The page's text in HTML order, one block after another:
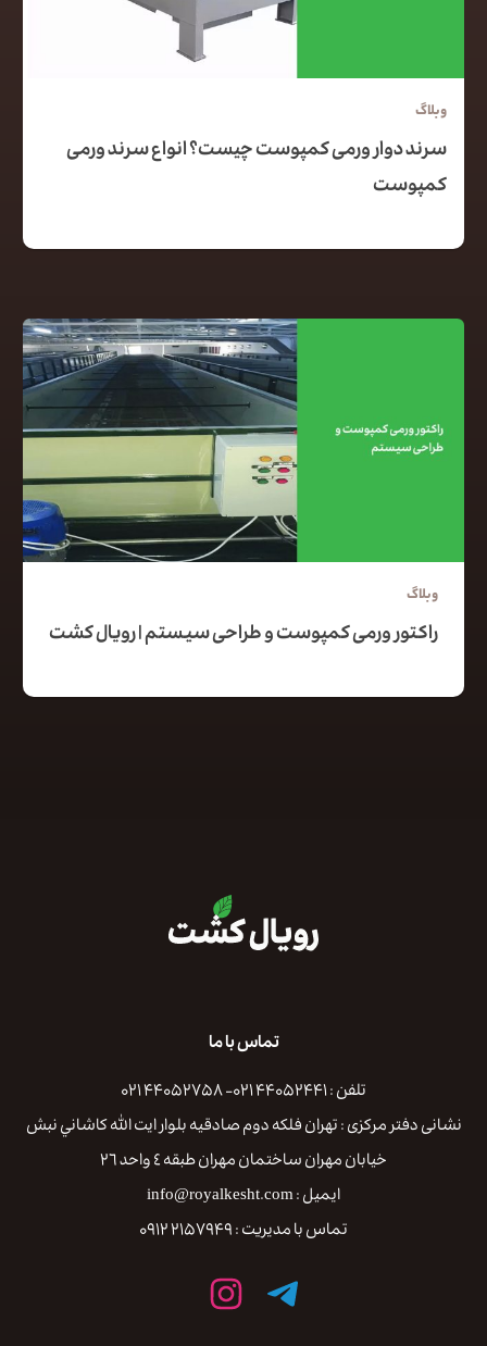
وبلاگ
سرند دوار ورمی کمپوست چیست؟ انواع سرند ورمی
کمپوست
وبلاگ
راکتور ورمی کمپوست و طراحی سیستم | رویال کشت
تماس با ما
تلفن : ۴۴۰۵۲۴۴۱ ۰۲۱- ۴۴۰۵۲۷۵۸ ۰۲۱
نشانی دفتر مرکزی : تهران فلكه دوم صادقيه بلوار ايت الله كاشاني نبش
خيابان مهران ساختمان مهران طبقه ٤ واحد ٢٦
ایمیل : info@royalkesht.com
تماس با مدیریت : ۲۱۵۷۹۴۹ ۰۹۱۲